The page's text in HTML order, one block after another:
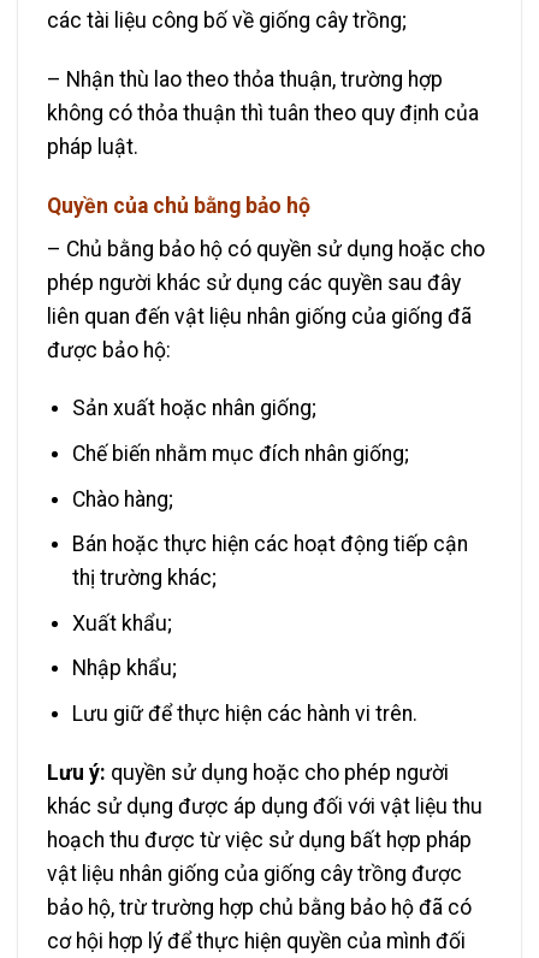
các tài liệu công bố về giống cây trồng;
– Nhận thù lao theo thỏa thuận, trường hợp
không có thỏa thuận thì tuân theo quy định của
pháp luật.
Quyền của chủ bằng bảo hộ
– Chủ bằng bảo hộ có quyền sử dụng hoặc cho
phép người khác sử dụng các quyền sau đây
liên quan đến vật liệu nhân giống của giống đã
được bảo hộ:
Sản xuất hoặc nhân giống;
Chế biến nhằm mục đích nhân giống;
Chào hàng;
Bán hoặc thực hiện các hoạt động tiếp cận
thị trường khác;
Xuất khẩu;
Nhập khẩu;
Lưu giữ để thực hiện các hành vi trên.
Lưu ý: quyền sử dụng hoặc cho phép người
khác sử dụng được áp dụng đối với vật liệu thu
hoạch thu được từ việc sử dụng bất hợp pháp
vật liệu nhân giống của giống cây trồng được
bảo hộ, trừ trường hợp chủ bằng bảo hộ đã có
cơ hội hợp lý để thực hiện quyền của mình đối